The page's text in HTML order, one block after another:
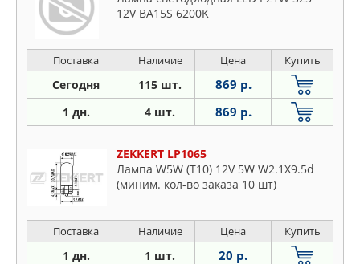
12V BA15S 6200K
Поставка Наличие Цена Купить
Сегодня 115 шт. 869 р.
1 дн. 4 шт. 869 р.
ZEKKERT LP1065
Лампа W5W (T10) 12V 5W W2.1X9.5d
(миним. кол-во заказа 10 шт)
Поставка Наличие Цена Купить
1 дн. 1 шт. 20 р.